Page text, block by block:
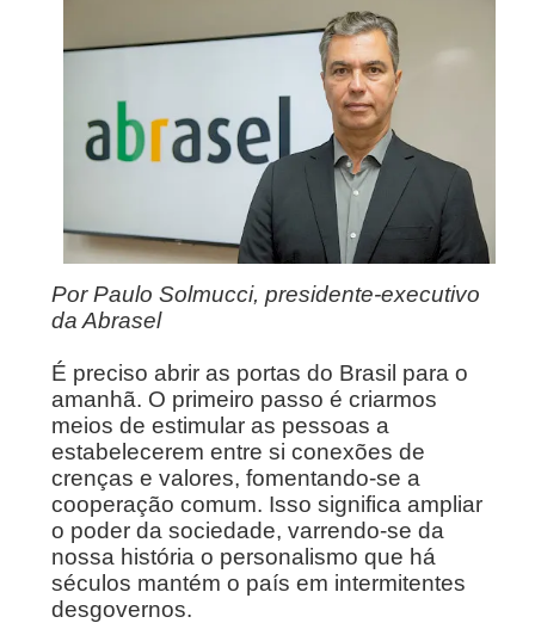
Por Paulo Solmucci, presidente-executivo
da Abrasel
É preciso abrir as portas do Brasil para o
amanhã. O primeiro passo é criarmos
meios de estimular as pessoas a
estabelecerem entre si conexões de
crenças e valores, fomentando-se a
cooperação comum. Isso significa ampliar
o poder da sociedade, varrendo-se da
nossa história o personalismo que há
séculos mantém o país em intermitentes
desgovernos.